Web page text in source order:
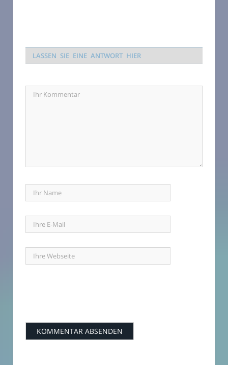
LASSEN SIE EINE ANTWORT HIER